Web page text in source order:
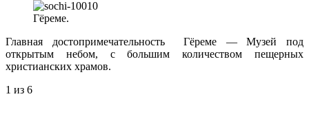
Гёреме.
Главная достопримечательность Гёреме — Музей под
открытым небом, с большим количеством пещерных
христианских храмов.
1 из 6